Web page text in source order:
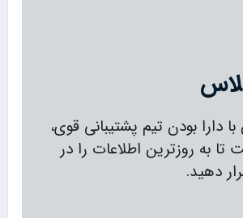
دارا بودن تیم پشتیبانی قوی،
به روزترین اطلاعات را در
دهید.